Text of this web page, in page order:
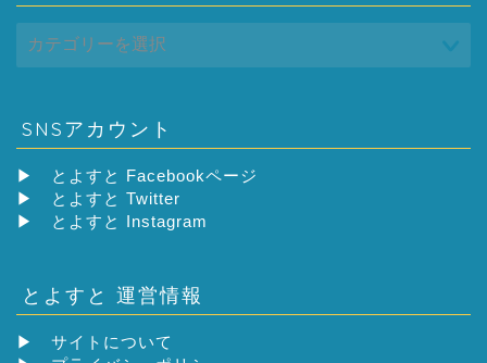
SNSアカウント
▶
とよすと Facebookページ
▶
とよすと Twitter
▶
とよすと Instagram
とよすと 運営情報
▶ サイトについて